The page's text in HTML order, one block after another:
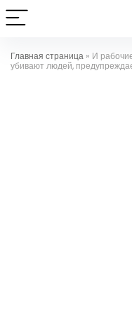
Главная страница » И
убивают людей,